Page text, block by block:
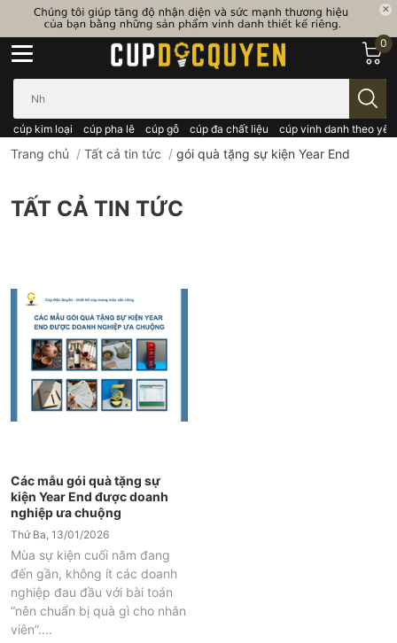
cúp kim loại cúp pha lê cúp gỗ cúp đa chất liệu cúp vinh danh theo
0
Trang chủ / Tất cả tin tức / gói quà tặng sự kiện Year End
TẤT CẢ TIN TỨC
Các mẫu gói quà tặng sự
kiện Year End được doanh
nghiệp ưa chuộng
Thứ Ba, 13/01/2026
Mùa sự kiện cuối năm đang
đến gần, không ít các doanh
nghiệp đau đầu với bài toán
“nên chuẩn bị quà gì cho nhân
viên”....